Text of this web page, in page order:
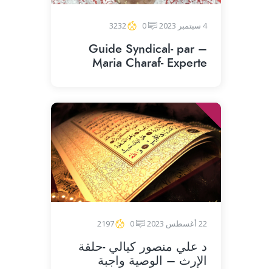
4 سبتمبر 2023 0
3232
– Guide Syndical- par
Maria Charaf- Experte
22 أغسطس 2023 0
2197
د علي منصور كيالي -حلقة
الإرث – الوصية واجبة